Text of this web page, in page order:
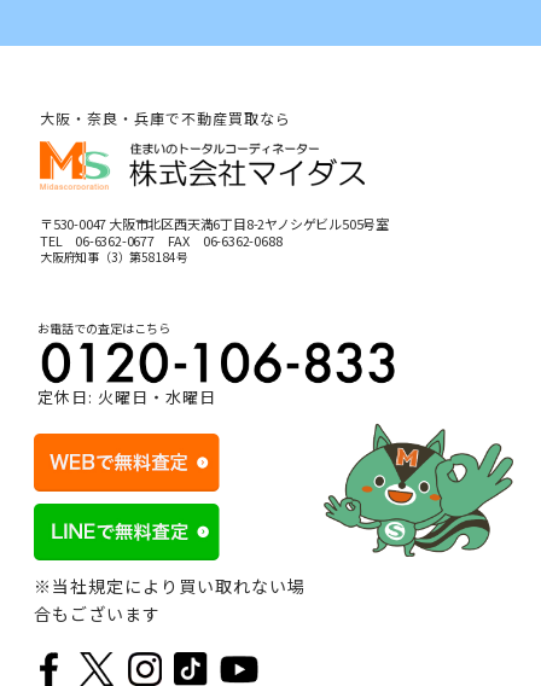
大阪・奈良・兵庫で不動産買取なら
〒530-0047 大阪市北区西天満6丁目8-2ヤノシゲビル505号室
TEL 06-6362-0677FAX 06-6362-0688
大阪府知事（3）第58184号
お電話での査定はこちら
定休日: 火曜日・水曜日
※当社規定により買い取れない場
合もございます